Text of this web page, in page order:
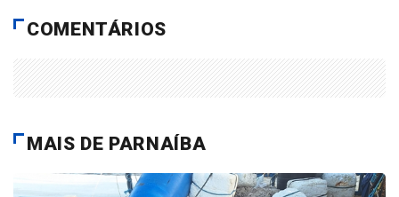
COMENTÁRIOS
MAIS DE PARNAÍBA